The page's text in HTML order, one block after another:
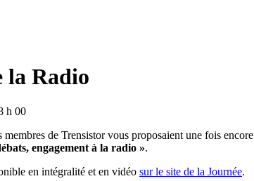
la Radio
h 00
de Trensistor vous proposaient une fois
engagement à la radio ».
en intégralité et en vidéo sur le site de la Journée.